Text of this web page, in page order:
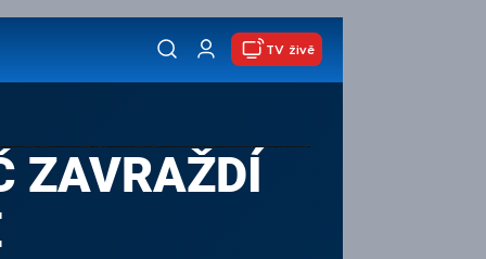
TV živě
ZAVRAŽDÍ